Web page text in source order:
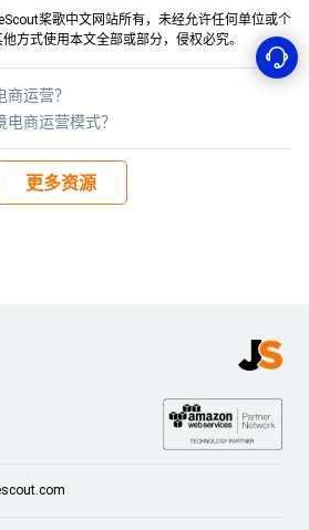
桨歌中文网站所有，未经允许任何单位或个
方式使用本文全部或部分，侵权必究。
商运营模式？
运营？
更多资源